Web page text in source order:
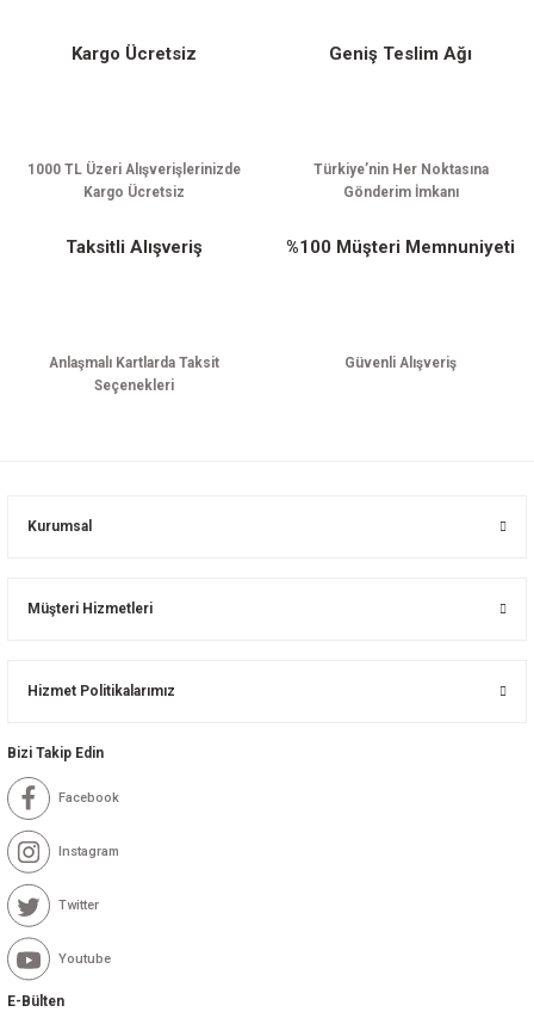
Kargo Ücretsiz
1000 TL Üzeri Alışverişlerinizde
Kargo Ücretsiz
Geniş Teslim Ağı
Türkiye’nin Her Noktasına
Gönderim İmkanı
Taksitli Alışveriş
Anlaşmalı Kartlarda Taksit
Seçenekleri
%100 Müşteri Memnuniyeti
Güvenli Alışveriş
Kurumsal
Müşteri Hizmetleri
Hizmet Politikalarımız
Bizi Takip Edin
Facebook
Instagram
Twitter
Youtube
E-Bülten